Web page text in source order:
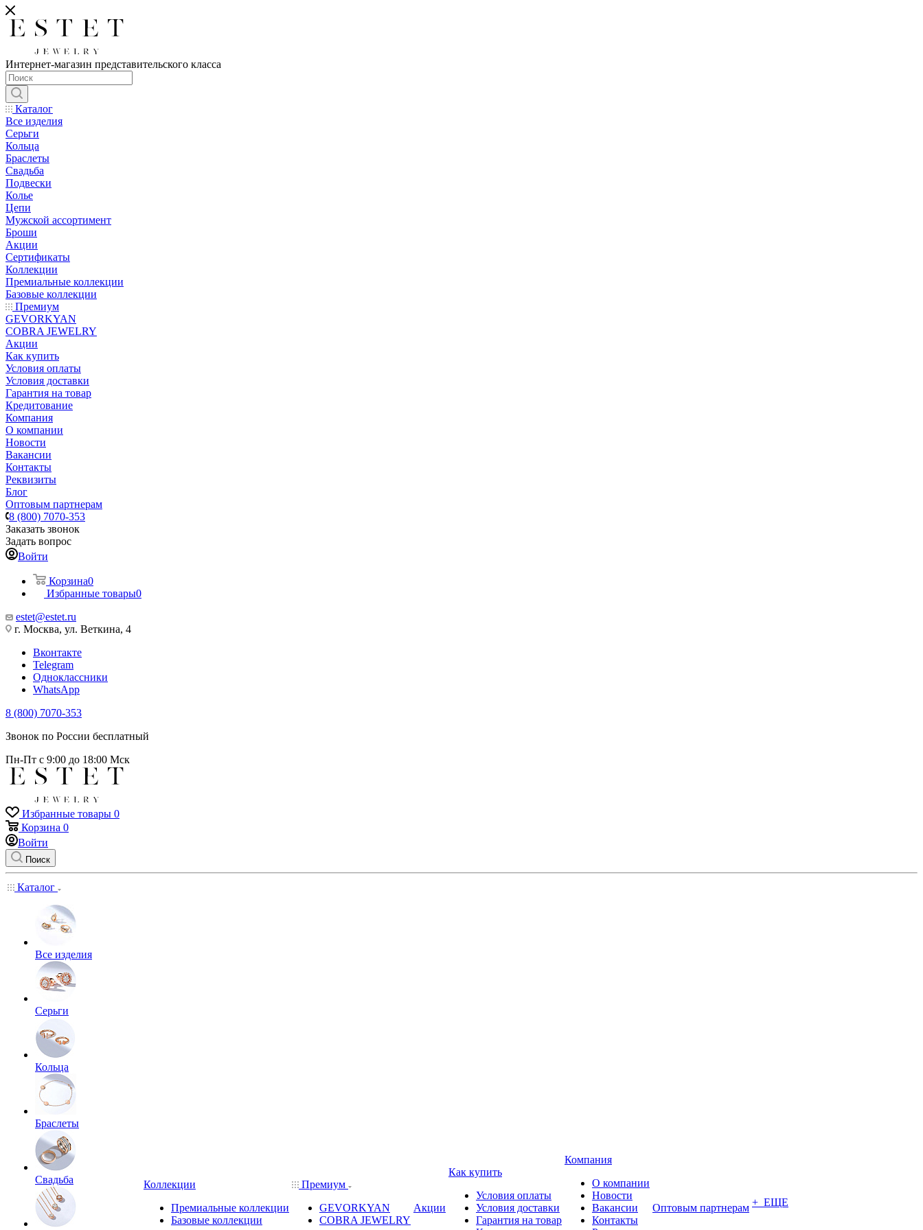
Интернет-магазин представительского класса
Каталог
Все изделия
Серьги
Кольца
Браслеты
Свадьба
Подвески
Колье
Цепи
Мужской ассортимент
Броши
Акции
Сертификаты
Коллекции
Премиальные коллекции
Базовые коллекции
Премиум
GEVORKYAN
COBRA JEWELRY
Акции
Как купить
Условия оплаты
Условия доставки
Гарантия на товар
Кредитование
Компания
О компании
Новости
Вакансии
Контакты
Реквизиты
Блог
Оптовым партнерам
8 (800) 7070-353
Заказать звонок
Задать вопрос
Войти
Корзина0
Избранные товары0
estet@estet.ru
г. Москва, ул. Веткина, 4
Вконтакте
Telegram
Одноклассники
WhatsApp
8 (800) 7070-353
Звонок по России бесплатный
Пн-Пт с 9:00 до 18:00 Мск
Избранные товары 0
Корзина 0
Войти
Поиск
Каталог
Все изделия
Серьги
Кольца
Браслеты
Свадьба
Коллекции
Премиальные коллекции
Базовые коллекции
Премиум
GEVORKYAN
COBRA JEWELRY
Акции
Как купить
Условия оплаты
Условия доставки
Гарантия на товар
Компания
О компании
Новости
Вакансии
Контакты
Оптовым партнерам + ЕЩЕ